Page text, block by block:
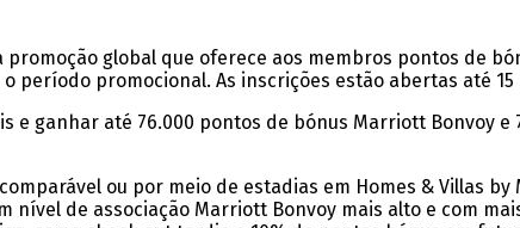
global que oferece aos membros pontos de
promocional. As inscrições estão abertas até 15
ganhar até 76.000 pontos de bónus Marriott Bonvoy
ou por meio de estadias em Homes & Villas
de associação Marriott Bonvoy mais alto e com